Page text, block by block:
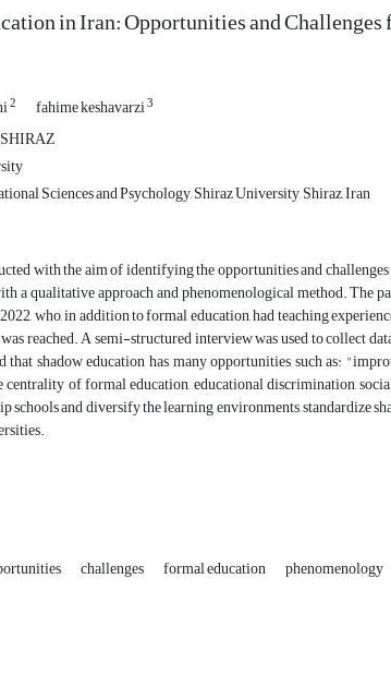
in Iran: Opportunities and
2 fahime keshavarzi3
Sciences and Psychology, Shiraz University, Shiraz, Iran
with the aim of identifying the opportunities and
a qualitative approach and phenomenological method. The
who, in addition to formal education, had teaching
reached. A semi-structured interview was used to collect
that shadow education has many opportunities such as:
centrality of formal education, educational discrimination,
schools and diversify the learning environments, standardize
challenges formal education phenomenology